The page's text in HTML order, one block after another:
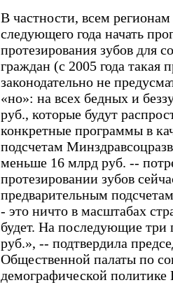
В частности, всем
следующего года начать
протезирования зубов для
граждан (с 2005 года такая
законодательно не
«но»: на всех бедных и
руб., которые будут
конкретные программы в
подсчетам
меньше 16 млрд руб. --
протезировании зубов
предварительным
- это ничто в масштабах
будет. На последующие три
руб.», -- подтвердила
Общественной палаты по
демографической политике